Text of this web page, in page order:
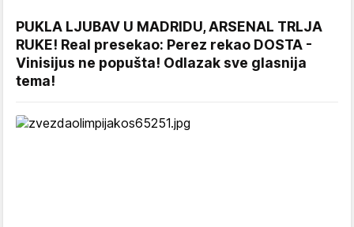
PUKLA LJUBAV U MADRIDU, ARSENAL TRLJA
RUKE! Real presekao: Perez rekao DOSTA -
Vinisijus ne popušta! Odlazak sve glasnija
tema!